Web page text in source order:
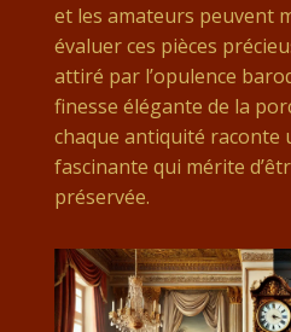
et les amateurs peuvent
évaluer ces pièces
attiré par l’opulence
finesse élégante de la
chaque antiquité raconte
fascinante qui mérite
préservée.